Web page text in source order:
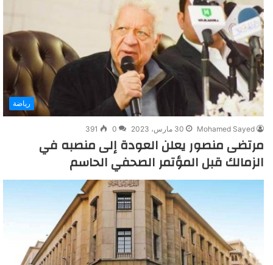
رياضة
Mohamed Sayed 30 مارس، 2023 0
391
مرتضى منصور يعلن العودة إلى منصبه في
الزمالك قبل المؤتمر الصحفي الحاسم